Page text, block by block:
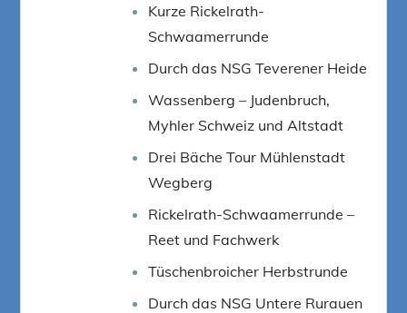
Kurze Rickelrath-
Schwaamerrunde
Durch das NSG Teverener Heide
Wassenberg – Judenbruch,
Myhler Schweiz und Altstadt
Drei Bäche Tour Mühlenstadt
Wegberg
Rickelrath-Schwaamerrunde –
Reet und Fachwerk
Tüschenbroicher Herbstrunde
Durch das NSG Untere Rurauen